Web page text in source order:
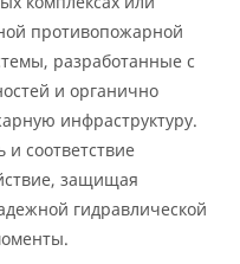
противопожарной
разработанные с
и органично
инфраструктуру.
соответствие
защищая
гидравлической